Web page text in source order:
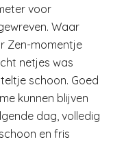
voor
Waar
Zen-momentje
netjes was
schoon. Goed
kunnen blijven
dag, volledig
en fris